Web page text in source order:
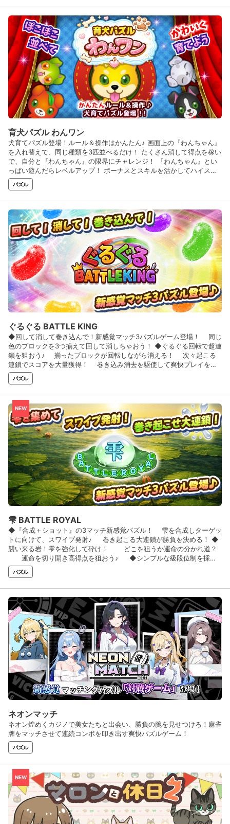
育犬パズル わんワン
犬育てパズル登場！ルール＆操作はかんたん♪ 画面上の『わんちゃん』
を入れ替えて、同じ種類を3匹並べるだけ！ たくさん消して得点を稼い
で、自分と『わんちゃん』の限界にチャレンジ！ 『わんちゃん』とい
っぱい遊んだらレベルアップ！ ボーナスとスキルを活かしてハイスコ
アを狙おう！ ミッションやスタンプなど、やりこみ要素も盛りだくさ
ん♪ 手助けアイテムを使えばサクサクらくらくプレイ♪ 本作に登場する
ん』を育ててみてね♪
パズル
ぐるぐる BATTLE KING
◆回して消して巻き込んで！新感覚マッチ3パズルゲーム登場！ 同じ
色のブロックを3つ揃えて回して消しちゃおう！ ◆ぐるぐる回転で超連
鎖を狙おう♪ 揃ったブロックが回転しながら消える！ 次々起こる
連鎖でスコアを大量獲得！ 巻き込み消去を駆使して爽快プレイを楽
しもう！ ◆シンプルな級段位制を採用♪難易度もステップアップ方
式♪ 困ったときに安心の「お助けアイテム」も盛りだくさん♪
パズル
NEW
雫 BATTLE ROYAL
◆『合成＋ショット』の3マッチ新感覚パズル！ 雫を合成しターゲッ
トに向けて、スワイプ発射♪ 巻き起こる大連鎖が勝負を決める！ ◆
襲い来る岩！雫を強化して砕け！ どこを狙うか運命の分かれ道？
運命を切り開き高得点を狙おう♪ ◆シンプルな級段位制を採用♪
困ったときに安心の「お助けアイテム」も盛りだくさん♪
パズル
ネオンマッチ
ネオン煌めくカジノで美女たちと出会い、勝負の腕を見せつけろ！麻雀
牌をマッチさせて連続コンボを叩き出す爽快パズルゲーム！
パズル
NEW